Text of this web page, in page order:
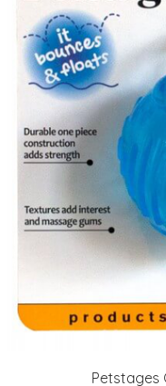
Petstages